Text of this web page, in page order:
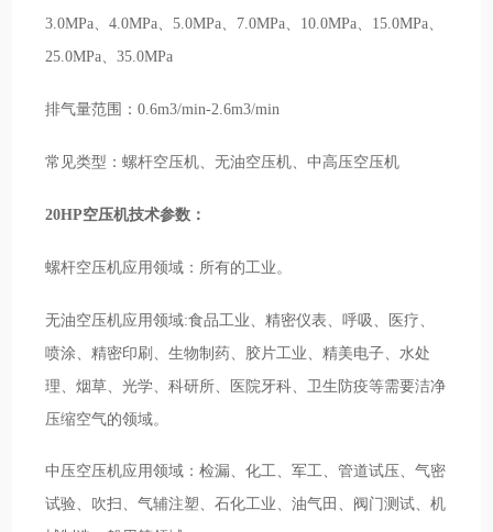
3.0MPa、4.0MPa、5.0MPa、7.0MPa、10.0MPa、15.0MPa、
25.0MPa、35.0MPa
排气量范围：0.6m3/min-2.6m3/min
常见类型：螺杆空压机、无油空压机、中高压空压机
20HP空压机技术参数：
螺杆空压机应用领域：所有的工业。
无油空压机应用领域:食品工业、精密仪表、呼吸、医疗、
喷涂、精密印刷、生物制药、胶片工业、精美电子、水处
理、烟草、光学、科研所、医院牙科、卫生防疫等需要洁净
压缩空气的领域。
中压空压机应用领域：检漏、化工、军工、管道试压、气密
试验、吹扫、气辅注塑、石化工业、油气田、阀门测试、机